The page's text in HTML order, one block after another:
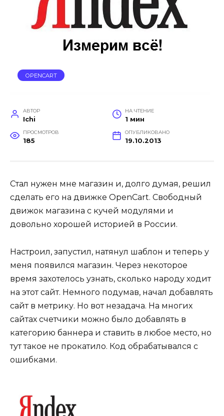
OPENCART
АВТОР
Ichi
НА ЧТЕНИЕ
1 мин
ПРОСМОТРОВ
185
ОПУБЛИКОВАНО
19.10.2013
Стал нужен мне магазин и, долго думая, решил
сделать его на движке OpenCart. Свободный
движок магазина с кучей модулями и
довольно хорошей историей в России.
Настроил, запустил, натянул шаблон и теперь у
меня появился магазин. Через некоторое
время захотелось узнать, сколько народу ходит
на этот сайт. Немного подумав, начал добавлять
сайт в метрику. Но вот незадача. На многих
сайтах счетчики можно было добавлять в
категорию баннера и ставить в любое место, но
тут такое не прокатило. Код обрабатывался с
ошибками.